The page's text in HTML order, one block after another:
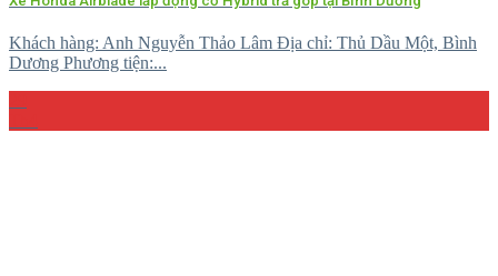
Khách hàng: Anh Nguyễn Thảo Lâm Địa chỉ: Thủ Dầu Một, Bình
Dương Phương tiện:...